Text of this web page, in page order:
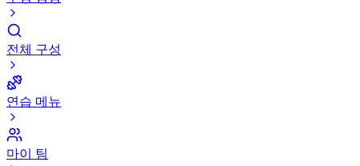
전체 구성
연습 메뉴
마이 팀